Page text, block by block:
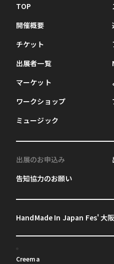
TOP
開催概要
チケット
出展者一覧
マーケット
ワークショップ
ミュージック
出展のお申込み
告知協力のお願い
HandMade In Japan Fes' 大阪
Creema